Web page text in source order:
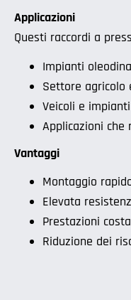
Applicazioni
Questi raccordi a
Impianti
Settore agricolo
Veicoli e
Applicazioni
Vantaggi
Montaggio
Elevata
Prestazioni
Riduzione dei